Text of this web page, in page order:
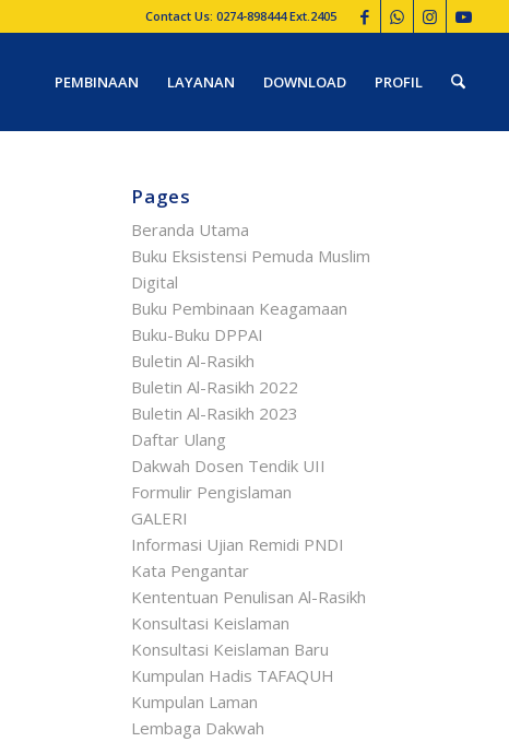
Contact Us: 0274-898444 Ext.2405
PEMBINAAN LAYANAN DOWNLOAD PROFIL
Pages
Beranda Utama
Buku Eksistensi Pemuda Muslim
Digital
Buku Pembinaan Keagamaan
Buku-Buku DPPAI
Buletin Al-Rasikh
Buletin Al-Rasikh 2022
Buletin Al-Rasikh 2023
Daftar Ulang
Dakwah Dosen Tendik UII
Formulir Pengislaman
GALERI
Informasi Ujian Remidi PNDI
Kata Pengantar
Kententuan Penulisan Al-Rasikh
Konsultasi Keislaman
Konsultasi Keislaman Baru
Kumpulan Hadis TAFAQUH
Kumpulan Laman
Lembaga Dakwah